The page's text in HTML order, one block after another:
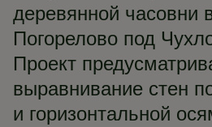
деревянной часовни
Погорелово под
Проект
выравнивание стен
и горизонтальной